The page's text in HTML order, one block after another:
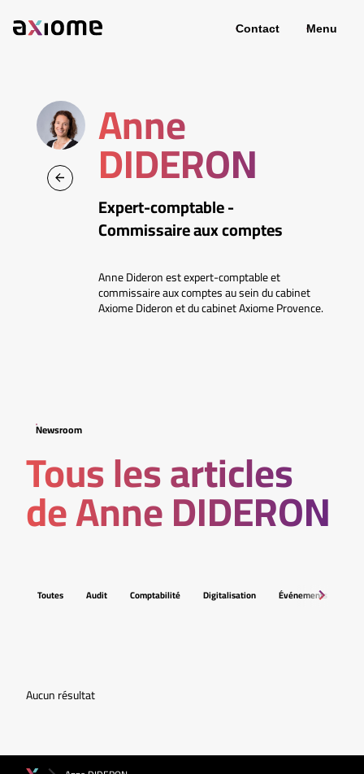
Contact Menu
Anne
DIDERON
Expert-comptable -
Commissaire aux comptes
Anne Dideron est expert-comptable et
commissaire aux comptes au sein du cabinet
Axiome Dideron et du cabinet Axiome Provence.
Newsroom
Tous les articles
de Anne DIDERON
Toutes Audit Comptabilité Digitalisation Événements
Aucun résultat